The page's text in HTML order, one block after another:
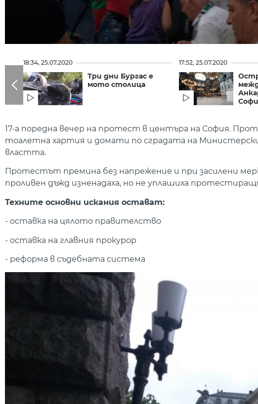
18:34, 25.07.2020
Три дни Бургас е
мото столица
17:52, 25.07.2020
17-а поредна вечер на протест в центъра на София.
тоалетна хартия и домати по сградата на
властта.
Протестът премина без напрежение и при засилени
проливен дъжд изненадаха, но не уплашиха
Техните основни искания остават:
- оставка на цялото правителство
- оставка на главния прокурор
- реформа в съдебната система